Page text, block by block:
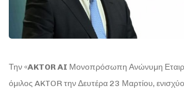
Την «AKTOR AI Μονοπρόσωπη Ανώνυμη
όμιλος AKTOR την Δευτέρα 23 Μαρτίου,